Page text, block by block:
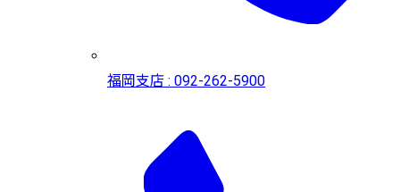
福岡支店 : 092-262-5900